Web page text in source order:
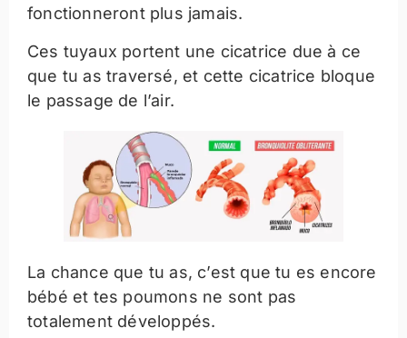
fonctionneront plus jamais.
Ces tuyaux portent une cicatrice due à ce
que tu as traversé, et cette cicatrice bloque
le passage de l’air.
La chance que tu as, c’est que tu es encore
bébé et tes poumons ne sont pas
totalement développés.